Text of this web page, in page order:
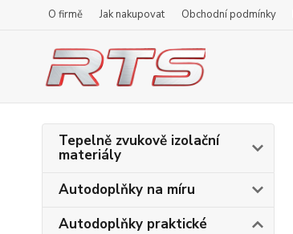
O firmě Jak nakupovat Obchodní podmínky
Tepelně zvukově izolační
materiály
Autodoplňky na míru
Autodoplňky praktické